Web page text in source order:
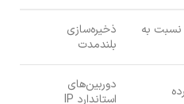
نسبت به
ذخیره‌سازی
بلندمدت
دوربین‌های
استاندارد IP